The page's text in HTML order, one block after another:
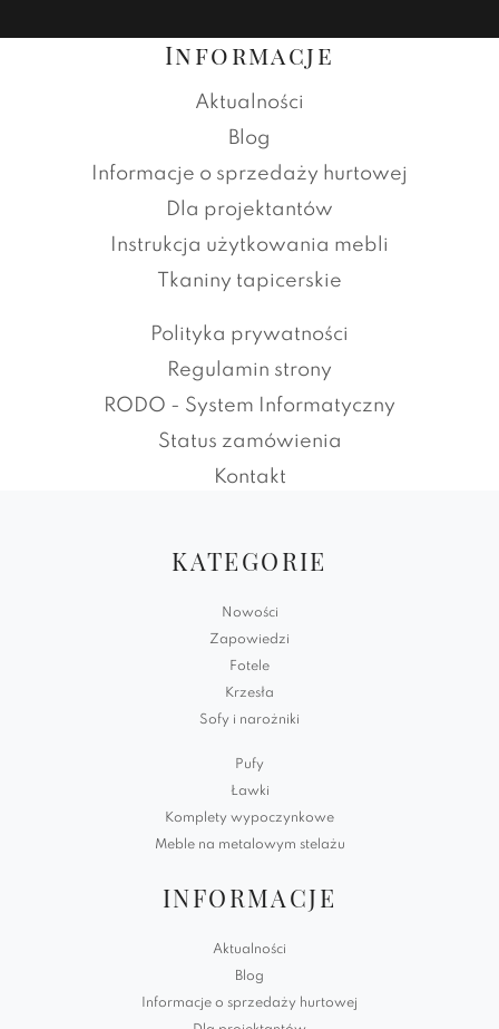
Informacje
Aktualności
Blog
Informacje o sprzedaży hurtowej
Dla projektantów
Instrukcja użytkowania mebli
Tkaniny tapicerskie
Polityka prywatności
Regulamin strony
RODO - System Informatyczny
Status zamówienia
Kontakt
KATEGORIE
Nowości
Zapowiedzi
Fotele
Krzesła
Sofy i narożniki
Pufy
Ławki
Komplety wypoczynkowe
Meble na metalowym stelażu
INFORMACJE
Aktualności
Blog
Informacje o sprzedaży hurtowej